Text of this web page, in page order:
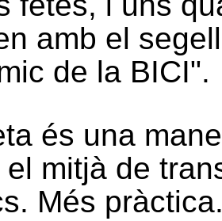
amb el segell
de la BICI".
és una
mitjà de
Més